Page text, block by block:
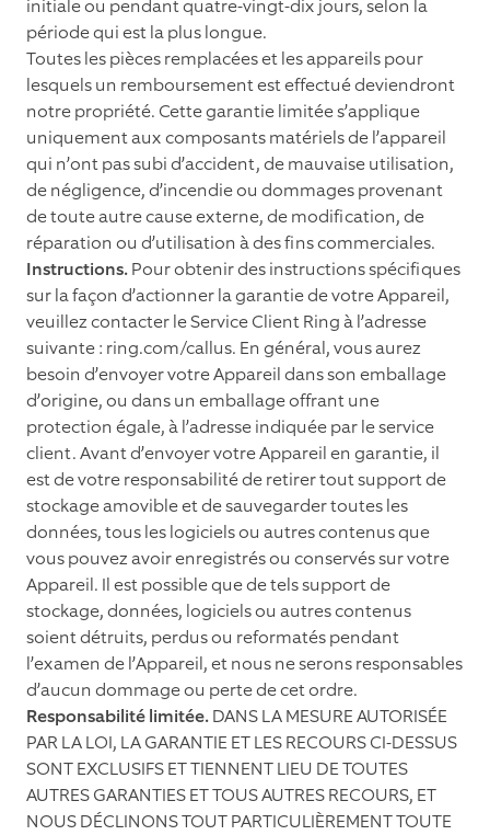
initiale ou pendant quatre-vingt-dix jours, selon la
période qui est la plus longue.
Toutes les pièces remplacées et les appareils pour
lesquels un remboursement est effectué deviendront
notre propriété. Cette garantie limitée s’applique
uniquement aux composants matériels de l’appareil
qui n’ont pas subi d’accident, de mauvaise utilisation,
de négligence, d’incendie ou dommages provenant
de toute autre cause externe, de modiﬁcation, de
réparation ou d’utilisation à des ﬁns commerciales.
Instructions.Pour obtenir des instructions spéciﬁques
sur la façon d’actionner la garantie de votre Appareil,
veuillez contacter le Service Client Ring à l’adresse
suivante : ring.com/callus. En général, vous aurez
besoin d’envoyer votre Appareil dans son emballage
d’origine, ou dans un emballage offrant une
protection égale, à l’adresse indiquée par le service
client. Avant d’envoyer votre Appareil en garantie, il
est de votre responsabilité de retirer tout support de
stockage amovible et de sauvegarder toutes les
données, tous les logiciels ou autres contenus que
vous pouvez avoir enregistrés ou conservés sur votre
Appareil. Il est possible que de tels support de
stockage, données, logiciels ou autres contenus
soient détruits, perdus ou reformatés pendant
l’examen de l’Appareil, et nous ne serons responsables
d’aucun dommage ou perte de cet ordre.
Responsabilité limitée.DANS LA MESURE AUTORISÉE
PAR LA LOI, LA GARANTIE ET LES RECOURS CI-DESSUS
SONT EXCLUSIFS ET TIENNENT LIEU DE TOUTES
AUTRES GARANTIES ET TOUS AUTRES RECOURS, ET
NOUS DÉCLINONS TOUT PARTICULIÈREMENT TOUTE